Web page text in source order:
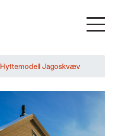
Hyttemodell Jagoskvæv